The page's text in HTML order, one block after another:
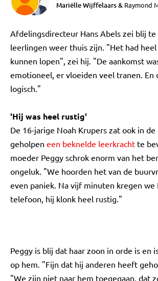
Mariëlle Wijffelaars& Raymond
Afdelingsdirecteur Hans Abels zei blij te
leerlingen weer thuis zijn. "Het had heel
kunnen lopen", zei hij. "De aankomst
emotioneel, er vloeiden veel tranen. En
logisch."
'Hij was heel rustig'
De 16-jarige Noah Krupers zat ook in
geholpen een beknelde leerkracht te
moeder Peggy schrok enorm van het
ongeluk. "We hoorden het van de
even paniek. Na vijf minuten kregen we
telefoon, hij klonk heel rustig."
Peggy is blij dat haar zoon in orde is en
op hem. "Fijn dat hij anderen heeft
"We zijn niet naar hem toegegaan, dat